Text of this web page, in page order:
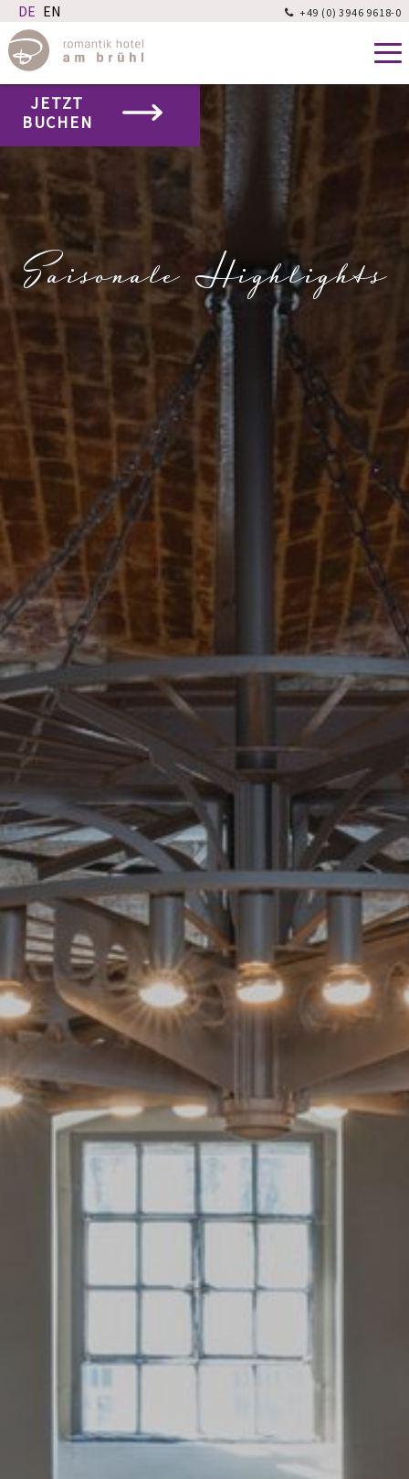
 +49 (0) 3946 9618-0
Saisonale Highlights
JETZT
BUCHEN